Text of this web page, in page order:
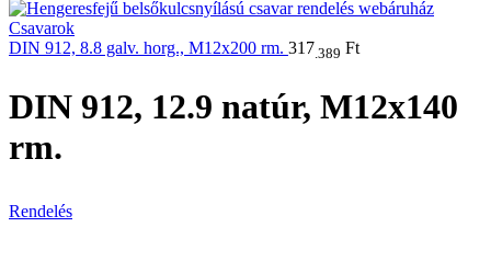
DIN 912, 8.8 galv. horg., M12x200 rm. 317.389 Ft
DIN 912, 12.9 natúr, M12x140
rm.
Rendelés